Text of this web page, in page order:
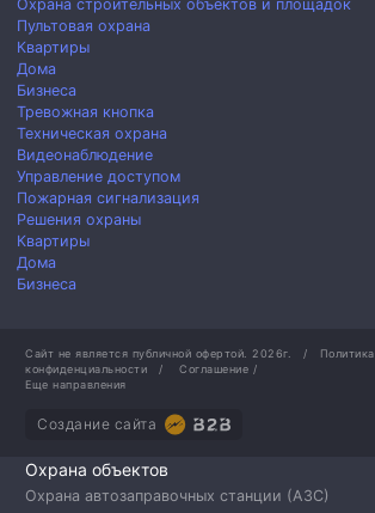
Охрана строительных объектов и площадок
Пультовая охрана
Квартиры
Дома
Бизнеса
Тревожная кнопка
Техническая охрана
Видеонаблюдение
Управление доступом
Пожарная сигнализация
Решения охраны
Квартиры
Дома
Бизнеса
Сайт не является публичной офертой. 2026г. /
Политика
конфиденциальности
/ Соглашение /
Еще направления
Создание сайта
Охрана объектов
Охрана автозаправочных станции (АЗС)